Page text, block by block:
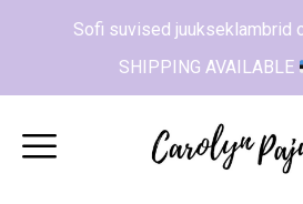
Sofi suvised juukseklambrid
SHIPPING AVAILABLE